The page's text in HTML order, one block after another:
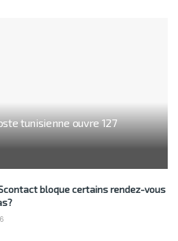
tunisienne ouvre 127
bloque certains rendez-vous